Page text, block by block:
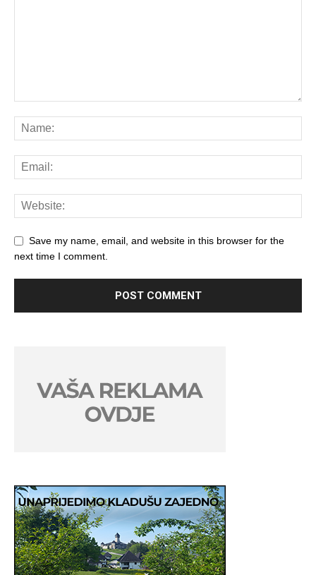
Save my name, email, and website in this browser for the
next time I comment.